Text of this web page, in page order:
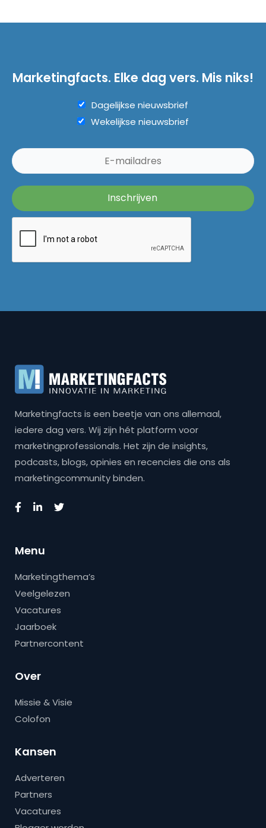
Marketingfacts. Elke dag vers. Mis niks!
Dagelijkse nieuwsbrief
Wekelijkse nieuwsbrief
Marketingfacts is een beetje van ons allemaal,
iedere dag vers. Wij zijn hét platform voor
marketingprofessionals. Het zijn de insights,
podcasts, blogs, opinies en recencies die ons als
marketingcommunity binden.
Menu
Marketingthema’s
Veelgelezen
Vacatures
Jaarboek
Partnercontent
Over
Missie & Visie
Colofon
Kansen
Adverteren
Partners
Vacatures